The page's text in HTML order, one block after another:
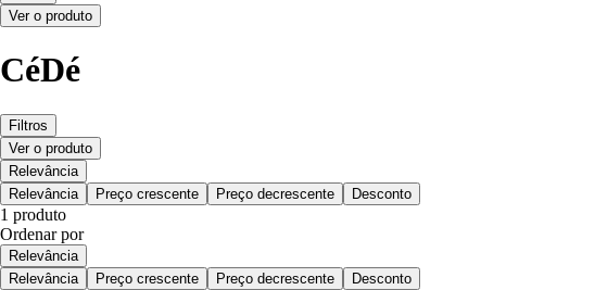
Ver o produto
CéDé
Filtros
Ver o produto
Relevância
Relevância
Preço crescente Preço decrescente Desconto
1 produto
Ordenar por
Relevância
Relevância
Preço crescente Preço decrescente Desconto